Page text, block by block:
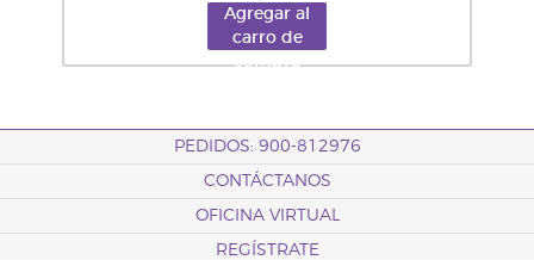
Agregar al
carro de
compra
PEDIDOS: 900-812976
CONTÁCTANOS
OFICINA VIRTUAL
REGÍSTRATE